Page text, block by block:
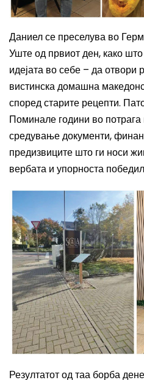
Даниел се преселува во
Уште од првиот ден, како
идејата во себе – да отвори
вистинска домашна
според старите рецепти.
Поминале години во потрага
средување документи,
предизвиците што ги носи
вербата и упорноста
Резултатот од таа борба